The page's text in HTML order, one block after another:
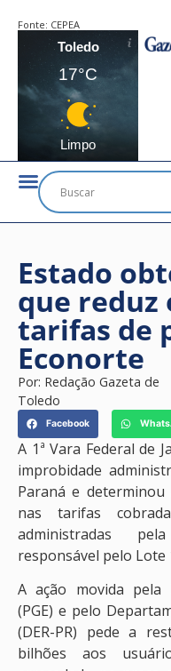
Fonte: CEPEA
Toledo
17°C
Limpo
Estado
que reduz
tarifas de
Econorte
Por: Redação Gazeta de
Toledo
Facebook
A 1ª Vara Federal de
improbidade
Paraná e determinou
nas tarifas
administradas
responsável pelo Lote
A ação movida pela
(PGE) e pelo
(DER-PR) pede a
bilhões aos